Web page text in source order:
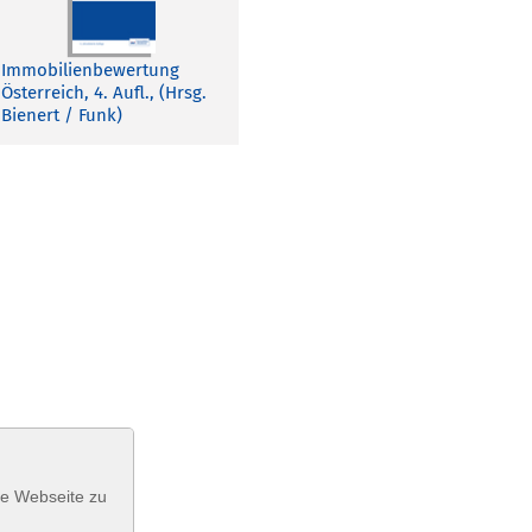
Immobilienbewertung
Österreich, 4. Aufl., (Hrsg.
Bienert / Funk)
Webseite zu